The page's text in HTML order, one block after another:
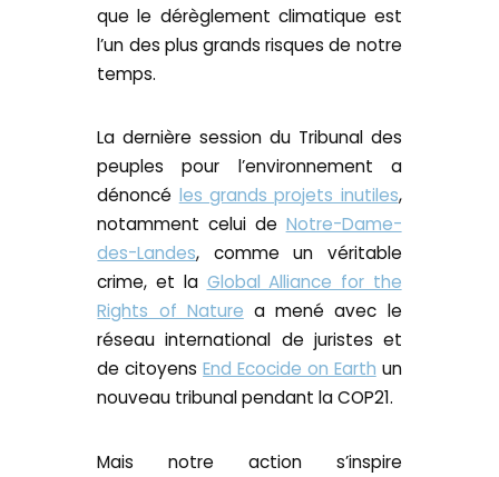
que le dérèglement climatique est
l’un des plus grands risques de notre
temps.
La dernière session du Tribunal des
peuples pour l’environnement a
dénoncé les grands projets inutiles,
notamment celui de Notre-Dame-
des-Landes, comme un véritable
crime, et la Global Alliance for the
Rights of Nature a mené avec le
réseau international de juristes et
de citoyensEnd Ecocide on Earth un
nouveau tribunal pendant la COP21.
Mais notre action s’inspire